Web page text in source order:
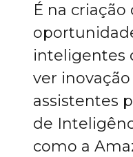
É na criação
inteligentes
ver
assistentes
de
como a